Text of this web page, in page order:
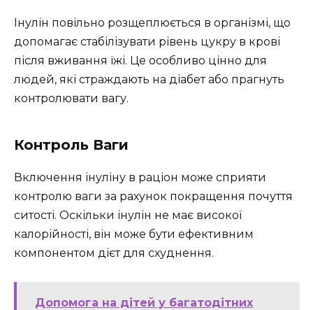
Інулін повільно розщеплюється в організмі, що
допомагає стабілізувати рівень цукру в крові
після вживання їжі. Це особливо цінно для
людей, які страждають на діабет або прагнуть
контролювати вагу.
Контроль Ваги
Включення інуліну в раціон може сприяти
контролю ваги за рахунок покращення почуття
ситості. Оскільки інулін не має високої
калорійності, він може бути ефективним
компонентом дієт для схуднення.
Допомога на дітей у багатодітних